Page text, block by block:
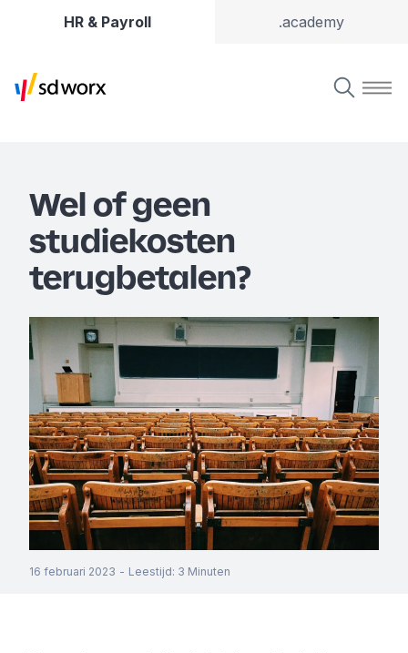
HR & Payroll .academy
Wel of geen
studiekosten
terugbetalen?
16 februari 2023 - Leestijd: 3 Minuten